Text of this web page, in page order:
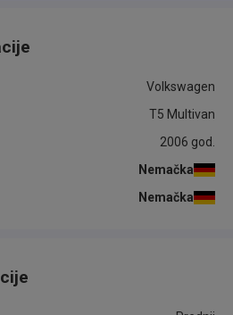
Volkswagen
T5 Multivan
2006 god.
Nemačka
Nemačka